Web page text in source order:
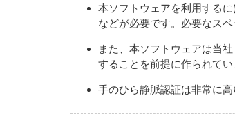
本ソフトウェアを利用する
などが必要です。必要なス
また、本ソフトウェアは当社
することを前提に作られて
手のひら静脈認証は非常に